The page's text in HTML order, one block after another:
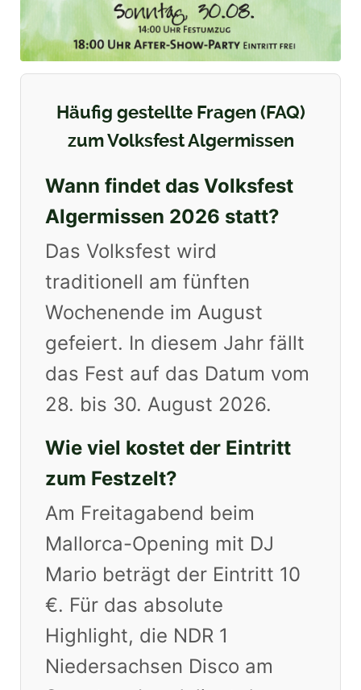
Häufig gestellte Fragen (FAQ)
zum Volksfest Algermissen
Wann findet das Volksfest
Algermissen 2026 statt?
Das Volksfest wird
traditionell am fünften
Wochenende im August
gefeiert. In diesem Jahr fällt
das Fest auf das Datum vom
28. bis 30. August 2026.
Wie viel kostet der Eintritt
zum Festzelt?
Am Freitagabend beim
Mallorca-Opening mit DJ
Mario beträgt der Eintritt 10
€. Für das absolute
Highlight, die NDR 1
Niedersachsen Disco am